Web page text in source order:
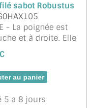
sabot Robustus
- La poignée est
et à droite. Elle
sabot et
latérale
5 a 8 jours